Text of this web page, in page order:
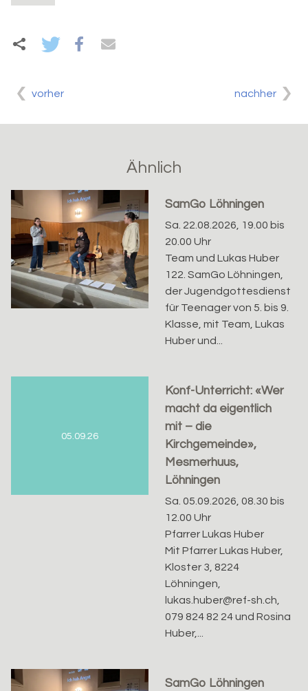
vorher nachher
Ähnlich
SamGo Löhningen
Sa. 22.08.2026, 19.00 bis
20.00 Uhr
Team und Lukas Huber
122. SamGo Löhningen,
der Jugendgottesdienst
für Teenager von 5. bis 9.
Klasse, mit Team, Lukas
Huber und...
05.09.26
Konf-Unterricht: «Wer
macht da eigentlich
mit – die
Kirchgemeinde»,
Mesmerhuus,
Löhningen
Sa. 05.09.2026, 08.30 bis
12.00 Uhr
Pfarrer Lukas Huber
Mit Pfarrer Lukas Huber,
Kloster 3, 8224
Löhningen,
lukas.huber@ref-sh.ch,
079 824 82 24 und Rosina
Huber,...
SamGo Löhningen